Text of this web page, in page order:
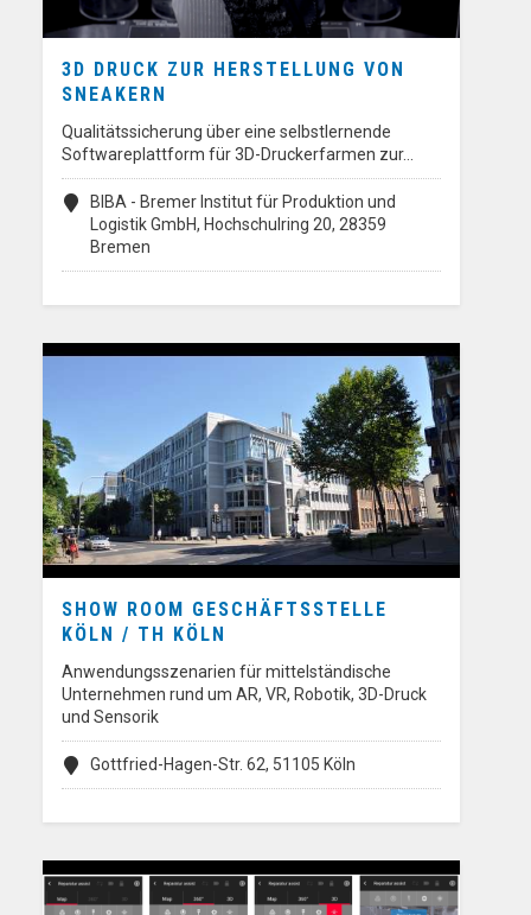
3D DRUCK ZUR HERSTELLUNG VON
SNEAKERN
Qualitätssicherung über eine selbstlernende
Softwareplattform für 3D-Druckerfarmen zur…
BIBA - Bremer Institut für Produktion und
Logistik GmbH, Hochschulring 20, 28359
Bremen
SHOW ROOM GESCHÄFTSSTELLE
KÖLN / TH KÖLN
Anwendungsszenarien für mittelständische
Unternehmen rund um AR, VR, Robotik, 3D-Druck
und Sensorik
Gottfried-Hagen-Str. 62, 51105 Köln